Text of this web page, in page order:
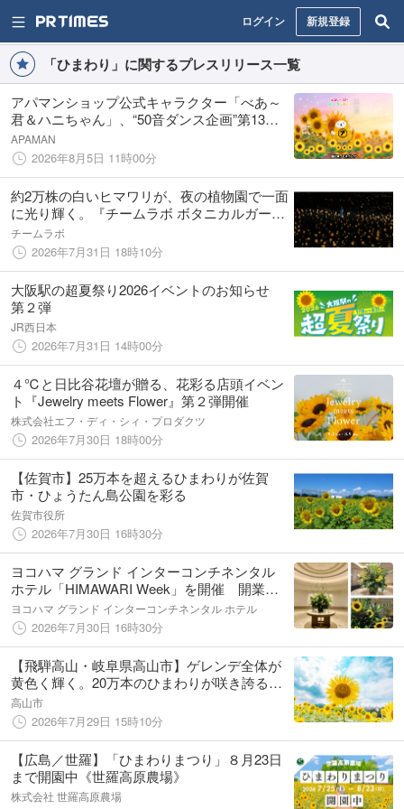
ログイン 新規登録
「ひまわり」に関するプレスリリース一覧
アパマンショップ公式キャラクター「べあ～
君＆ハニちゃん」、“50音ダンス企画”第13弾
「座間編」を8月5日（水）公開
APAMAN
2026年8月5日 11時00分
約2万株の白いヒマワリが、夜の植物園で一面
に光り輝く。『チームラボ ボタニカルガーデ
ン 大阪』、作品《生命は、闇の中でまたたく
小さな太陽》を初公開。8月1日(土)から8月16
日(日)まで
チームラボ
2026年7月31日 18時10分
大阪駅の超夏祭り2026イベントのお知らせ
第２弾
JR西日本
2026年7月31日 14時00分
４℃と日比谷花壇が贈る、花彩る店頭イベン
ト『Jewelry meets Flower』第２弾開催
株式会社エフ・ディ・シィ・プロダクツ
2026年7月30日 18時00分
【佐賀市】25万本を超えるひまわりが佐賀
市・ひょうたん島公園を彩る
佐賀市役所
2026年7月30日 16時30分
ヨコハマ グランド インターコンチネンタル
ホテル「HIMAWARI Week」を開催 開業記
念日の8月20日には特別な演出も用意
ヨコハマ グランド インターコンチネンタル ホテル
2026年7月30日 16時30分
【飛騨高山・岐阜県高山市】ゲレンデ全体が
黄色く輝く。20万本のひまわりが咲き誇る
「第20回アルコピアひまわり園」いよいよ開
園！
高山市
2026年7月29日 15時10分
【広島／世羅】「ひまわりまつり」８月23日
まで開園中《世羅高原農場》
株式会社 世羅高原農場